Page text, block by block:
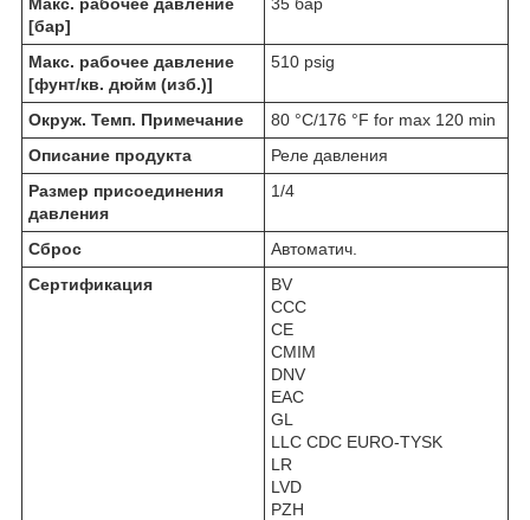
[бар]
Макс. рабочее давление
[фунт/кв. дюйм (изб.)]
510 psig
Окруж. Темп. Примечание
80 °C/176 °F for max 120 min
Описание продукта
Реле давления
Размер присоединения
давления
1/4
Сброс
Автоматич.
Сертификация
BV
CCC
CE
CMIM
DNV
EAC
GL
LLC CDC EURO-TYSK
LR
LVD
PZH